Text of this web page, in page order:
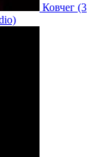
Ковчег (3